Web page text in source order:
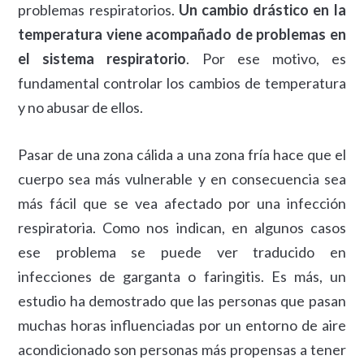
problemas respiratorios. Un cambio drástico en la
temperatura viene acompañado de problemas en
el sistema respiratorio. Por ese motivo, es
fundamental controlar los cambios de temperatura
y no abusar de ellos.
Pasar de una zona cálida a una zona fría hace que el
cuerpo sea más vulnerable y en consecuencia sea
más fácil que se vea afectado por una infección
respiratoria. Como nos indican, en algunos casos
ese problema se puede ver traducido en
infecciones de garganta o faringitis. Es más, un
estudio ha demostrado que las personas que pasan
muchas horas influenciadas por un entorno de aire
acondicionado son personas más propensas a tener